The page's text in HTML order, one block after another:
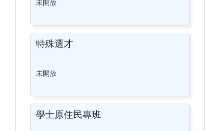
未開放
特殊選才
未開放
學士原住民專班